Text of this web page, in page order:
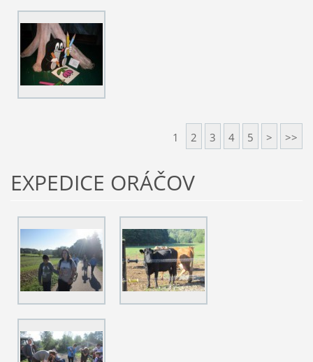
1 2 3 4 5 > >>
EXPEDICE ORÁČOV